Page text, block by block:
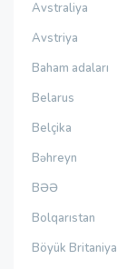
Avstraliya
Avstriya
Baham adaları
Belarus
Belçika
Bəhreyn
BƏƏ
Bolqarıstan
Böyük Britaniya